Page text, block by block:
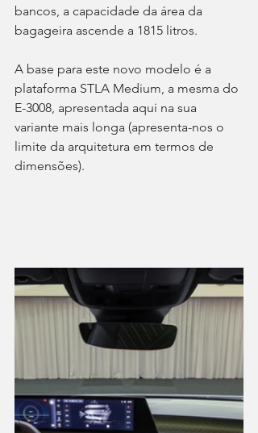
bancos, a capacidade da área da
bagageira ascende a 1815 litros.
A base para este novo modelo é a
plataforma STLA Medium, a mesma do
E-3008, apresentada aqui na sua
variante mais longa (apresenta-nos o
limite da arquitetura em termos de
dimensões).